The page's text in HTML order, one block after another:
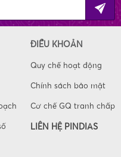
ĐIỀU KHOẢN
Quy chế hoạt động
Chính sách bảo mật
Cơ chế GQ tranh chấp
LIÊN HỆ PINDIAS